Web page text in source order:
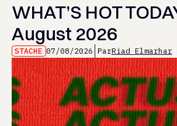
WHAT’S HOT
August 2026
STACHE 07/08/2026 ParRiad Elmarhar